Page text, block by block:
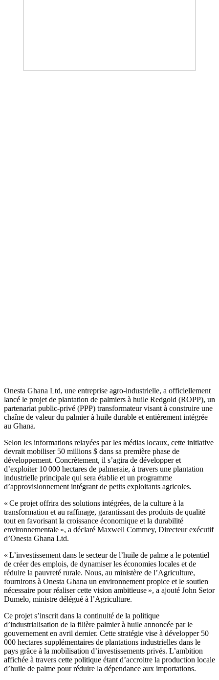
Onesta Ghana Ltd, une entreprise agro-industrielle, a officiellement
lancé le projet de plantation de palmiers à huile Redgold (ROPP), un
partenariat public-privé (PPP) transformateur visant à construire une
chaîne de valeur du palmier à huile durable et entièrement intégrée
au Ghana.
Selon les informations relayées par les médias locaux, cette initiative
devrait mobiliser 50 millions $ dans sa première phase de
développement. Concrètement, il s’agira de développer et
d’exploiter 10 000 hectares de palmeraie, à travers une plantation
industrielle principale qui sera établie et un programme
d’approvisionnement intégrant de petits exploitants agricoles.
« Ce projet offrira des solutions intégrées, de la culture à la
transformation et au raffinage, garantissant des produits de qualité
tout en favorisant la croissance économique et la durabilité
environnementale », a déclaré Maxwell Commey, Directeur exécutif
d’Onesta Ghana Ltd.
« L’investissement dans le secteur de l’huile de palme a le potentiel
de créer des emplois, de dynamiser les économies locales et de
réduire la pauvreté rurale. Nous, au ministère de l’Agriculture,
fournirons à Onesta Ghana un environnement propice et le soutien
nécessaire pour réaliser cette vision ambitieuse », a ajouté John Setor
Dumelo, ministre délégué à l’Agriculture.
Ce projet s’inscrit dans la continuité de la politique
d’industrialisation de la filière palmier à huile annoncée par le
gouvernement en avril dernier. Cette stratégie vise à développer 50
000 hectares supplémentaires de plantations industrielles dans le
pays grâce à la mobilisation d’investissements privés. L’ambition
affichée à travers cette politique étant d’accroitre la production locale
d’huile de palme pour réduire la dépendance aux importations.